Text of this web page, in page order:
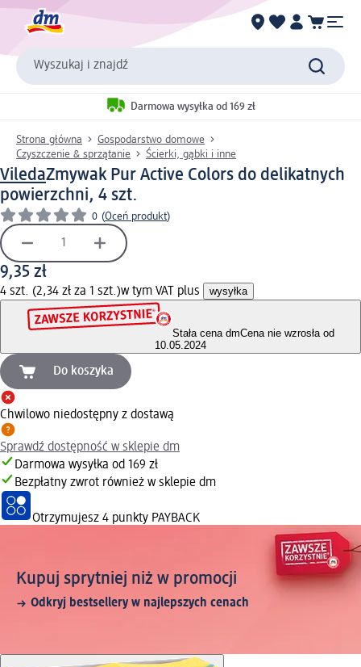
Wyszukaj i znajdź
Darmowa wysyłka od 169 zł
Strona główna
Gospodarstwo domowe
Czyszczenie & sprzątanie
Ścierki, gąbki i inne
ViledaZmywak Pur Active Colors do delikatnych
powierzchni, 4 szt.
0 (Oceń produkt)
9,35 zł
4 szt. (2,34 zł za 1 szt.)w tym VAT plus wysyłka
Stała cena dmCena nie wzrosła od
10.05.2024
Do koszyka
Chwilowo niedostępny z dostawą
Sprawdź dostępność w sklepie dm
Darmowa wysyłka od 169 zł
Bezpłatny zwrot również w sklepie dm
Otrzymujesz 4 punkty PAYBACK
Kupuj sprytniej niż w promocji
Odkryj bestsellery w najlepszych cenach